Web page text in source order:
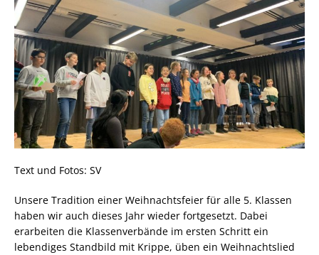
Text und Fotos: SV
Unsere Tradition einer Weihnachtsfeier für alle 5. Klassen
haben wir auch dieses Jahr wieder fortgesetzt. Dabei
erarbeiten die Klassenverbände im ersten Schritt ein
lebendiges Standbild mit Krippe, üben ein Weihnachtslied